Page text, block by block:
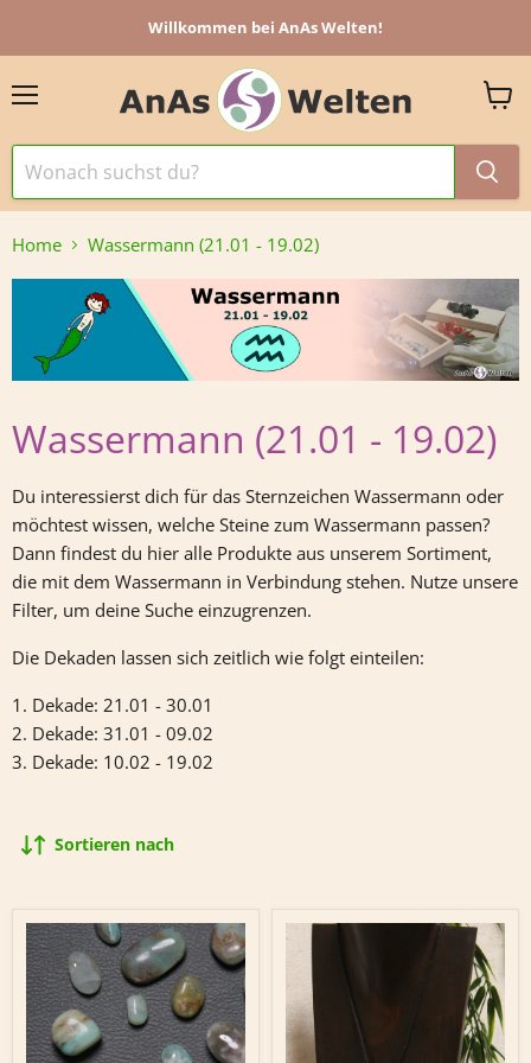
Willkommen bei AnAs Welten!
Home Wassermann (21.01 - 19.02)
Wassermann (21.01 - 19.02)
Du interessierst dich für das Sternzeichen Wassermann oder
möchtest wissen, welche Steine zum Wassermann passen?
Dann findest du hier alle Produkte aus unserem Sortiment,
die mit dem Wassermann in Verbindung stehen. Nutze unsere
Filter, um deine Suche einzugrenzen.
Die Dekaden lassen sich zeitlich wie folgt einteilen:
1. Dekade: 21.01 - 30.01
2. Dekade: 31.01 - 09.02
3. Dekade: 10.02 - 19.02
Sortieren nach